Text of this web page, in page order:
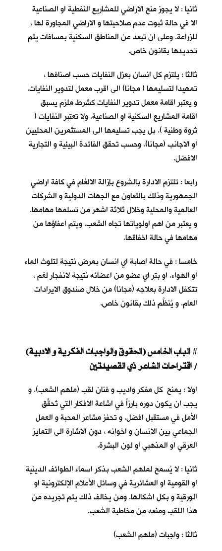
ثانيا : لا يجوز منح الاراضي للمشاريع النفطية او الصناعية
الا في حالة ثبوت عدم صلاحيتها و الاراضي المجاورة لها ،
للزراعة. وعلى ان تبعد عن المناطق السكنية بمسافات يتم
تحديدها بقانون خاص.
ثالثا : يلتزم كل انسان بعزل النفايات حسب اصنافها ،
تمهيدا لتسليمها ( مجانا) الى اقرب معمل لتدوير النفايات.
و يعتبر اقامة معمل تدوير النفايات كشرط ملزم يسبق
اقامة المشاريع السكنية او الصناعية. ولا تعتبر النفايات (
ثروة وطنية ). بل يجب تسليمها الى المستثمرين المحليين
او الاجانب (مجانا). وحسب تحقق الفائدة البيئية و التجارية
الافضل.
رابعا : تلتزم الادارة بالشروع بإزالة الالغام في كافة اراضي
الجمهورية وذلك بالتعاون مع الجهات الدولية و الشركات
العالمية والمحلية وخلال ثلاثة اشهر من تسلمها مهامها.
و يعتبر من اهم اولوياتها تجاه الشعب. ويتم اعفاؤها من
مهامها في حالة اخفاقها.
خامسا : في حالة اصابة اي انسان بمرض نتيجة لتلوث الماء
او الهواء. او بتر اي عضو من اعضائه نتيجة لانفجار لغم ،
تتكفل الادارة بعلاجه (مجانا) من خلال صندوق الايرادات
العام. و يُنظَّم ذلك بقانون خاص.
# الباب الخامس (الحقوق والواجبات الفكرية و الادبية)
/ اقتراحات الشاعر ذي القصيدتين
اولا : يمنح كل مفكر واديب و فنان لقب (ملهم الشعب). و
يجب ان يكون دوره بارزاً في اشاعة الافكار التي تُحقِّق
الأمل في مستقبل افضل. و تحفز مشاعر المحبة و العمل
الجماعي بين الانسان و اخوانه ، دون الاشارة الى التمايز
العرقي او المذهبي او لون البشرة.
ثانيا : لا يُسمح لملهم الشعب بذكر اسماء الطوائف الدينية
او القومية او العشائرية في وسائل الأعلام الإلكترونية او
الورقية و بكل اشكالها. ومن يخالف ذلك يتم تجريده من
هذا اللقب ومنعه من مخاطبة الشعب.
ثالثا : واجبات (ملهم الشعب)